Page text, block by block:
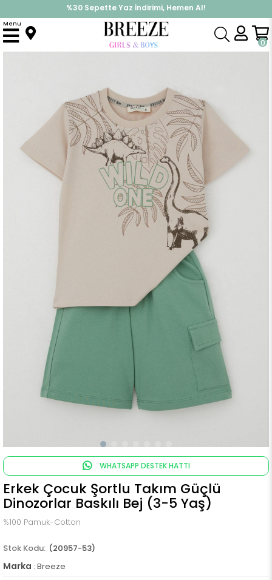
%30 Sepette Yaz İndirimi, Hemen Al!
İndirimlere ek %10 İndirimi Kap, Hemen Üye Ol!
0
Menu
Anasayfa Takımlar Kapri & Şort Takımı Erkek Çocuk Şortlu Takım Güçlü Dinozorlar Baskılı Bej (3-5 Yaş)
WHATSAPP DESTEK HATTI
Erkek Çocuk Şortlu Takım Güçlü
Dinozorlar Baskılı Bej (3-5 Yaş)
%100 Pamuk-Cotton
(20957-53)
Marka : Breeze